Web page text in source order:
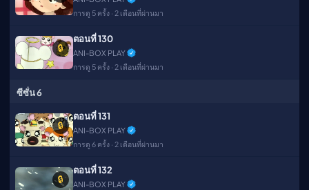
การดู 5 ครั้ง · 2 เดือนที่ผ่านมา
🔒
ตอนที่ 130
ANI-BOX PLAY
การดู 5 ครั้ง · 2 เดือนที่ผ่านมา
ซีซั่น 6
🔒
ตอนที่ 131
ANI-BOX PLAY
การดู 6 ครั้ง · 2 เดือนที่ผ่านมา
🔒
ตอนที่ 132
ANI-BOX PLAY